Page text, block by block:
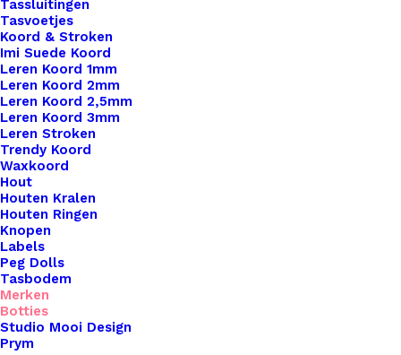
Tassluitingen
Tasvoetjes
Koord & Stroken
Imi Suede Koord
Leren Koord 1mm
Leren Koord 2mm
Leren Koord 2,5mm
Leren Koord 3mm
Leren Stroken
Trendy Koord
Waxkoord
Hout
Houten Kralen
Houten Ringen
Knopen
Labels
Peg Dolls
Tasbodem
Merken
Botties
Studio Mooi Design
Prym
Metalen klikgesp 25MM x 50MM
€3,30